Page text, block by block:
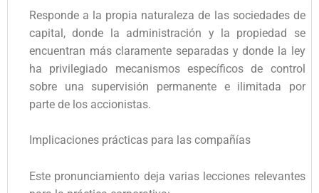
Responde a la propia naturaleza de las sociedades de
capital, donde la administración y la propiedad se
encuentran más claramente separadas y donde la ley
ha privilegiado mecanismos específicos de control
sobre una supervisión permanente e ilimitada por
parte de los accionistas.
Implicaciones prácticas para las compañías
Este pronunciamiento deja varias lecciones relevantes